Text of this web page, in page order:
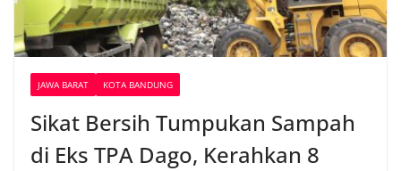
JAWA BARAT KOTA BANDUNG
Sikat Bersih Tumpukan Sampah
di Eks TPA Dago, Kerahkan 8